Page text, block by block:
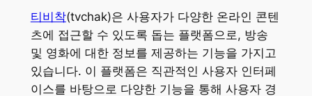
티비착(tvchak)은 사용자가 다양한 온라인 콘텐
츠에 접근할 수 있도록 돕는 플랫폼으로, 방송
및 영화에 대한 정보를 제공하는 기능을 가지고
있습니다. 이 플랫폼은 직관적인 사용자 인터페
이스를 바탕으로 다양한 기능을 통해 사용자 경